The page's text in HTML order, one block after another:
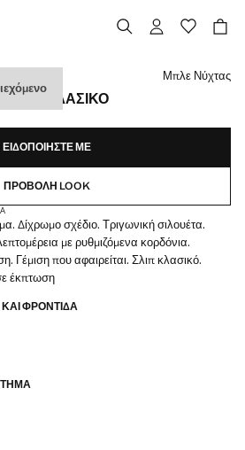
ΚΛΑΣΙΚΌ
€ ]
Μπλε Νύχτας
ΕΙΔΟΠΟΙΉΣΤΕ ΜΕ
ΠΡΟΒΟΛΉ LOOK
Δίχρωμο σχέδιο. Τριγωνική σιλουέτα.
με ρυθμιζόμενα κορδόνια.
Γέμιση που αφαιρείται. Σλιπ κλασικό.
έκπτωση
ΦΡΟΝΤΊΔΑ